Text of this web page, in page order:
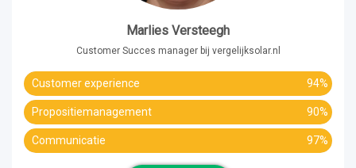
Marlies Versteegh
Customer Succes manager bij vergelijksolar.nl
Customer experience 94%
Propositiemanagement 90%
Communicatie 97%